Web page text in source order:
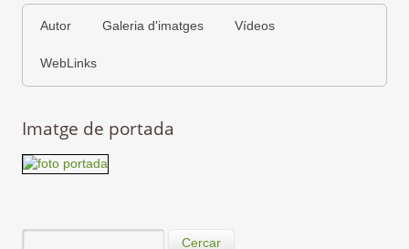
Autor Galeria d'imatges Vídeos
WebLinks
Imatge de portada
Cercar